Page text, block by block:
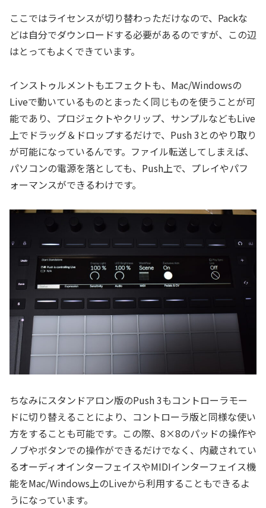
ここではライセンスが切り替わっただけなので、Packな
どは自分でダウンロードする必要があるのですが、この辺
はとってもよくできています。
インストゥルメントもエフェクトも、Mac/Windowsの
Liveで動いているものとまったく同じものを使うことが可
能であり、プロジェクトやクリップ、サンプルなどもLive
上でドラッグ＆ドロップするだけで、Push 3とのやり取り
が可能になっているんです。ファイル転送してしまえば、
パソコンの電源を落としても、Push上で、プレイやパフ
ォーマンスができるわけです。
ちなみにスタンドアロン版のPush 3もコントローラモー
ドに切り替えることにより、コントローラ版と同様な使い
方をすることも可能です。この際、8×8のパッドの操作や
ノブやボタンでの操作ができるだけでなく、内蔵されてい
るオーディオインターフェイスやMIDIインターフェイス機
能をMac/Windows上のLiveから利用することもできるよ
うになっています。